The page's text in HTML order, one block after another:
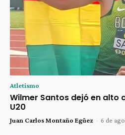
Atletismo
Wilmer Santos dejó en alto
U20
Juan Carlos Montaño Egüez - 6 de